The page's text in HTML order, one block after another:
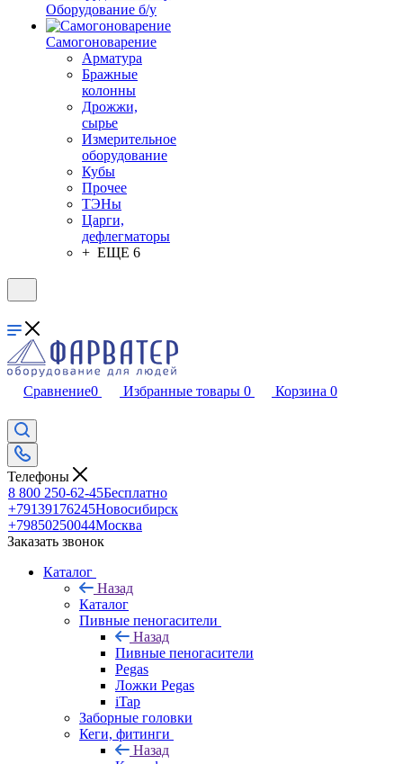
Оборудование б/у
Самогоноварение
Арматура
Бражные
колонны
Дрожжи,
сырье
Измерительное
оборудование
Кубы
Прочее
ТЭНы
Царги,
дефлегматоры
+ ЕЩЕ 6
Сравнение0 Избранные товары 0 Корзина 0
Телефоны
8 800 250-62-45Бесплатно
+79139176245Новосибирск
+79850250044Москва
Заказать звонок
Каталог
Назад
Каталог
Пивные пеногасители
Назад
Пивные пеногасители
Pegas
Ложки Pegas
iTap
Заборные головки
Кеги, фитинги
Назад